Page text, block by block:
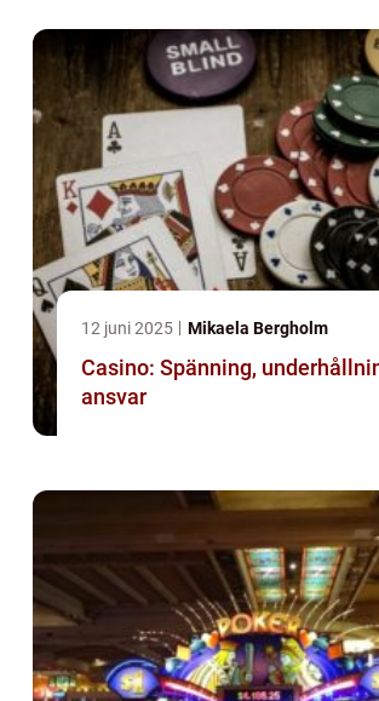
12 juni 2025 Mikaela Bergholm
Casino: Spänning,
ansvar